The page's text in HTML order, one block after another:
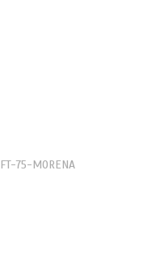
FT-75-MORENA